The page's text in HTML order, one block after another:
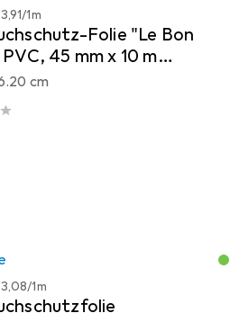
EUR
3,91/1m
Folie "Le Bon
PVC, 45 mm x 10 m
zum Schutz von
cm
EUR
3,08/1m